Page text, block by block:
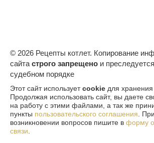
© 2026 Рецепты котлет. Копирование
сайта строго запрещено и
судебном порядке
Этот сайт использует cookie для
Продолжая использовать сайт, вы даете
на работу с этими файлами, а так же
пункты пользовательского соглашения. При
возникновении вопросов пишите в форму
связи.